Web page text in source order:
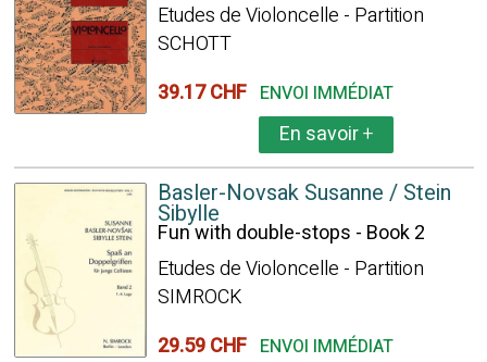
Etudes de Violoncelle - Partition
SCHOTT
39.17 CHF ENVOI IMMÉDIAT
En savoir+
Basler-Novsak Susanne / Stein
Sibylle
Fun with double-stops - Book 2
Etudes de Violoncelle - Partition
SIMROCK
29.59 CHF ENVOI IMMÉDIAT